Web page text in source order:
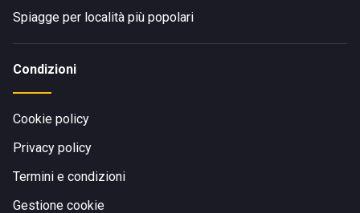
Spiagge per località più popolari
Condizioni
Cookie policy
Privacy policy
Termini e condizioni
Gestione cookie